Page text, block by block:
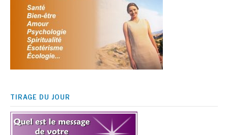
TIRAGE DU JOUR